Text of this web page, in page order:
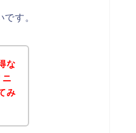
す。
な
み